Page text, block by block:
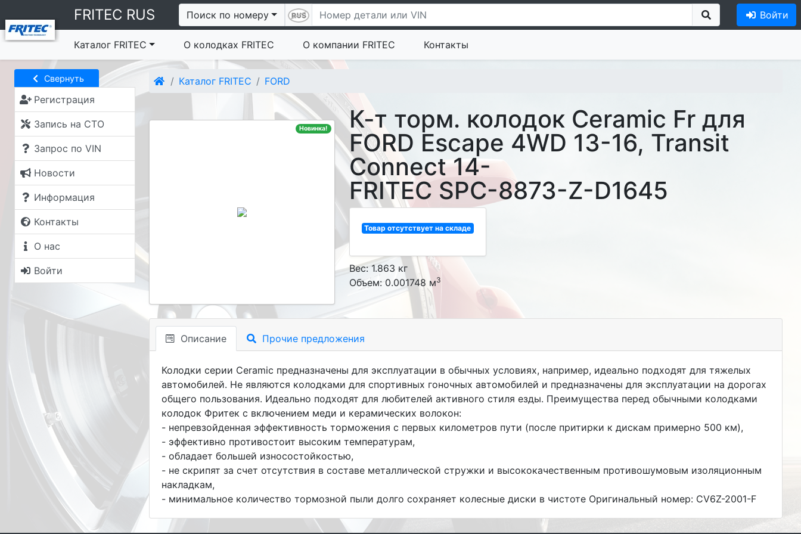
FRITEC RUS Поиск по номеру Войти
Каталог FRITEC О колодках FRITEC О компании FRITEC Контакты
Свернуть
Регистрация
Запись на СТО
Запрос по VIN
Новости
Информация
Контакты
О нас
Войти
Каталог FRITEC FORD
Новинка!
К-т торм. колодок Ceramic Fr для
FORD Escape 4WD 13-16, Transit
Connect 14-
FRITEC SPC-8873-Z-D1645
Товар отсутствует на складе
Вес: 1.863 кг
Объем: 0.001748 м3
Описание Прочие предложения
Колодки серии Ceramic предназначены для эксплуатации в обычных условиях, например, идеально подходят для тяжелых
автомобилей. Не являются колодками для спортивных гоночных автомобилей и предназначены для эксплуатации на дорогах
общего пользования. Идеально подходят для любителей активного стиля езды. Преимущества перед обычными колодками
колодок Фритек с включением меди и керамических волокон:
- непревзойденная эффективность торможения с первых километров пути (после притирки к дискам примерно 500 км),
- эффективно противостоит высоким температурам,
- обладает большей износостойкостью,
- не скрипят за счет отсутствия в составе металлической стружки и высококачественным противошумовым изоляционным
накладкам,
- минимальное количество тормозной пыли долго сохраняет колесные диски в чистоте Оригинальный номер: CV6Z-2001-F